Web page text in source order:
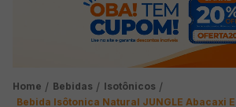
Bebidas
Isotônicos
Bebida Isôtonica Natural JUNGLE Abacaxi